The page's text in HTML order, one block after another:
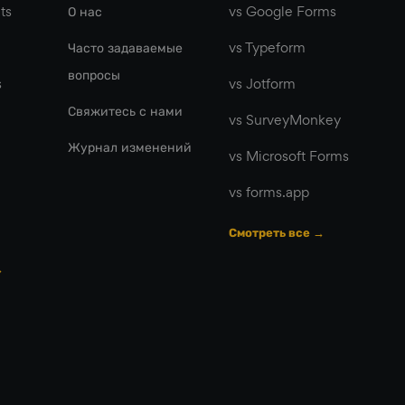
О нас
Часто задаваемые
вопросы
Свяжитесь с нами
Журнал изменений
vs Google Forms
vs Typeform
vs Jotform
vs SurveyMonkey
vs Microsoft Forms
vs forms.app
Смотреть все →